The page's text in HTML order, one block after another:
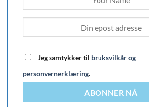
Jeg samtykker til bruksvilkår og
personvernerklæring.
ABONNER NÅ